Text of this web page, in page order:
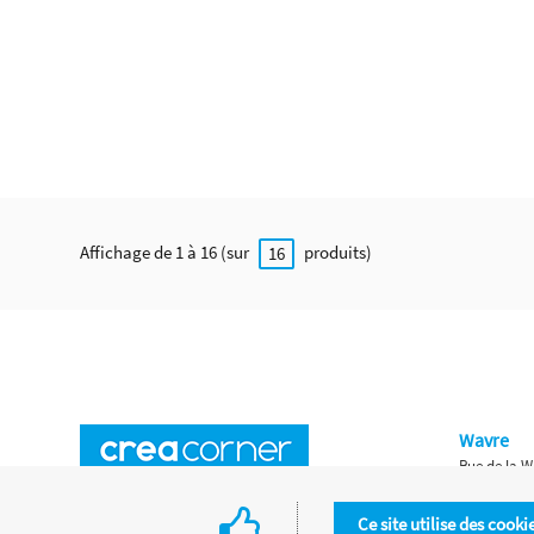
Affichage de 1 à 16 (sur 16 produits)
Ce site utilise des
Wavre
Rue de la
Waterloo